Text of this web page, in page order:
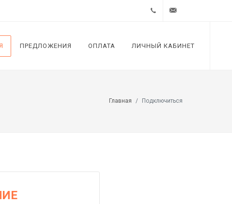
ПРЕДЛОЖЕНИЯ ОПЛАТА ЛИЧНЫЙ КАБИНЕТ
Главная Подключиться